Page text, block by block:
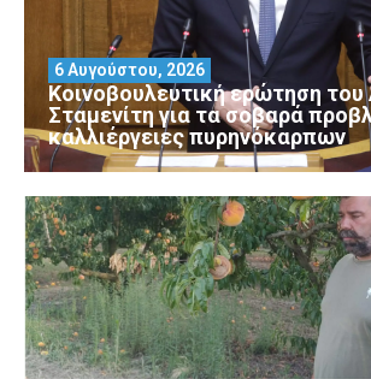
Κοινοβουλευτική ερώτηση του
Σταμενίτη για τα σοβαρά
καλλιέργειες πυρηνόκαρπων
6 Αυγούστου, 2026